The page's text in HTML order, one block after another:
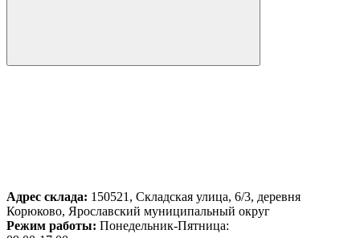
Адрес склада: 150521, Складская улица, 6/3, деревня
Корюково, Ярославский муниципальный округ
Режим работы: Понедельник-Пятница: